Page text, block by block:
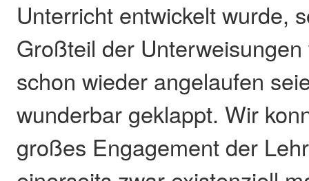
Unterricht entwickelt wurde,
Großteil der
schon wieder angelaufen
wunderbar geklappt. Wir
großes Engagement der